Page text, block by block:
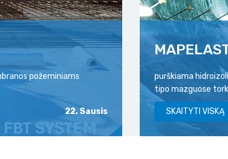
požeminiams
22. Sausis
purškiama
tipo mazguose
SKAITYTI VISKĄ